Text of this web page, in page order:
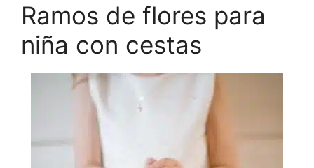
Ramos de flores para
niña con cestas